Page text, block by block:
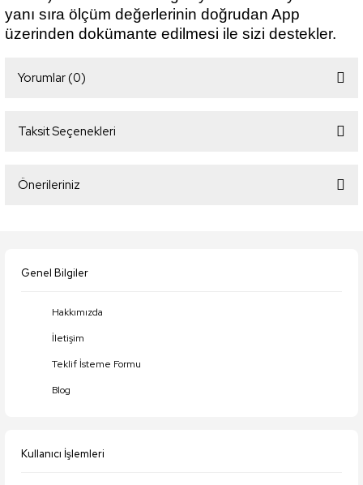
yanı sıra ölçüm değerlerinin doğrudan App
üzerinden dokümante edilmesi ile sizi destekler.
Yorumlar (0)
Taksit Seçenekleri
Önerileriniz
Görüş ve önerileriniz için teşekkür ederiz.
Ürün açıklamasında eksik bilgiler bulunuyor.
Ürün fiyatı diğer sitelerden daha pahalı.
Genel Bilgiler
Hakkımızda
İletişim
Teklif İsteme Formu
Blog
Kullanıcı İşlemleri